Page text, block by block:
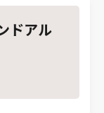
ドアル